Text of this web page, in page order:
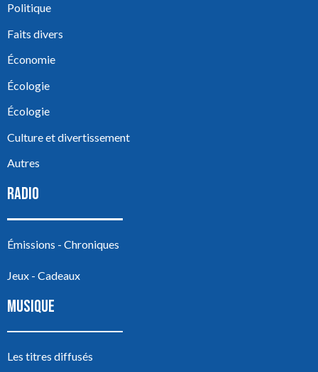
Politique
Faits divers
Économie
Écologie
Écologie
Culture et divertissement
Autres
RADIO
Émissions - Chroniques
Jeux - Cadeaux
MUSIQUE
Les titres diffusés